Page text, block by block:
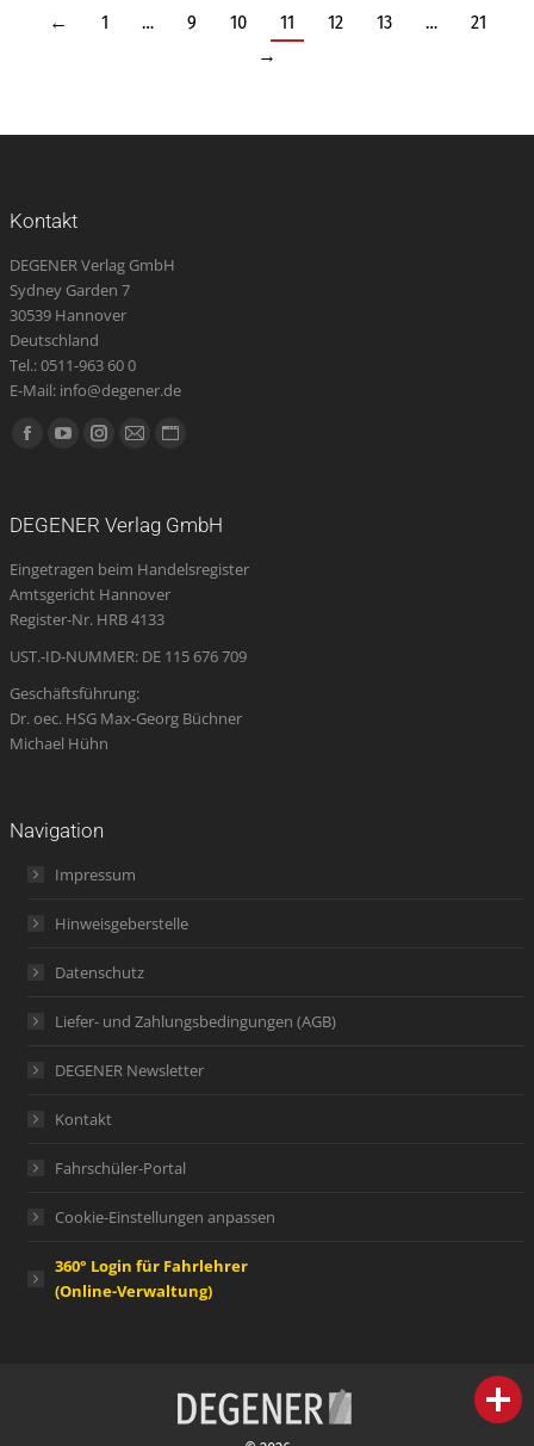
← 1 … 9 10 11 12 13 …
21
→
Kontakt
DEGENER Verlag GmbH
Sydney Garden 7
30539 Hannover
Deutschland
Tel.: 0511-963 60 0
E-Mail: info@degener.de
Finden Sie uns auf:
Facebook
in
new
window
YouTube
in
new
window
Instagram
in
new
window
E-
opens
in
new
window
Website
in
new
DEGENER Verlag GmbH
Eingetragen beim Handelsregister
Amtsgericht Hannover
Register-Nr. HRB 4133
UST.-ID-NUMMER: DE 115 676 709
Geschäftsführung:
Dr. oec. HSG Max-Georg Büchner
Michael Hühn
Navigation
Impressum
Hinweisgeberstelle
Datenschutz
Liefer- und Zahlungsbedingungen (AGB)
DEGENER Newsletter
Kontakt
Fahrschüler-Portal
Cookie-Einstellungen anpassen
360° Login für Fahrlehrer
(Online-Verwaltung)
person IHR FACHBERATER